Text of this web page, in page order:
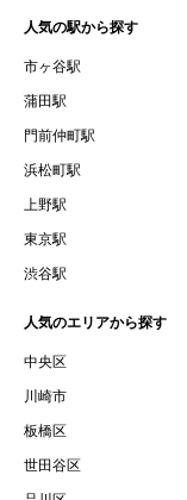
った場合の当該情
７.「本会員制度」
進を目的とした会
借契約書およびオ
９.「契約期間開始
「賃貸借契約」と
賃借権が発生する
するために、選ん
１１.「予約情報」
所定の情報を意味
１２.「キャンセ
人気の駅から探す
市ヶ谷駅
蒲田駅
門前仲町駅
浜松町駅
上野駅
東京駅
渋谷駅
人気のエリアから探す
中央区
川崎市
板橋区
世田谷区